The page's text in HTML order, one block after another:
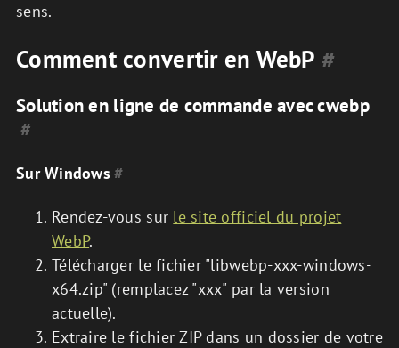
sens.
Comment convertir en WebP #
Solution en ligne de commande avec cwebp
#
Sur Windows #
Rendez-vous sur le site officiel du projet
WebP.
Télécharger le fichier "libwebp-xxx-windows-
x64.zip" (remplacez "xxx" par la version
actuelle).
Extraire le fichier ZIP dans un dossier de votre